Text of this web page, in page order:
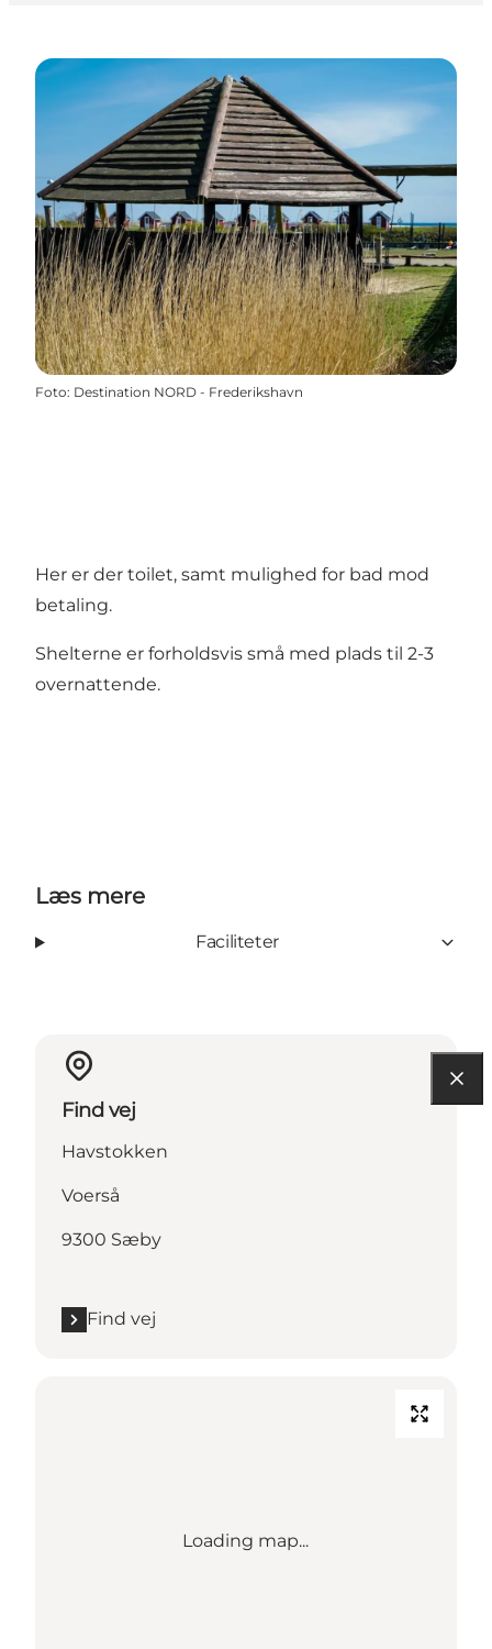
Foto: Destination NORD - Frederikshavn
Her er der toilet, samt mulighed for bad mod
betaling.
Shelterne er forholdsvis små med plads til 2-3
overnattende.
Læs mere
Faciliteter
Find vej
Havstokken
Voerså
9300 Sæby
Find vej
Loading map...